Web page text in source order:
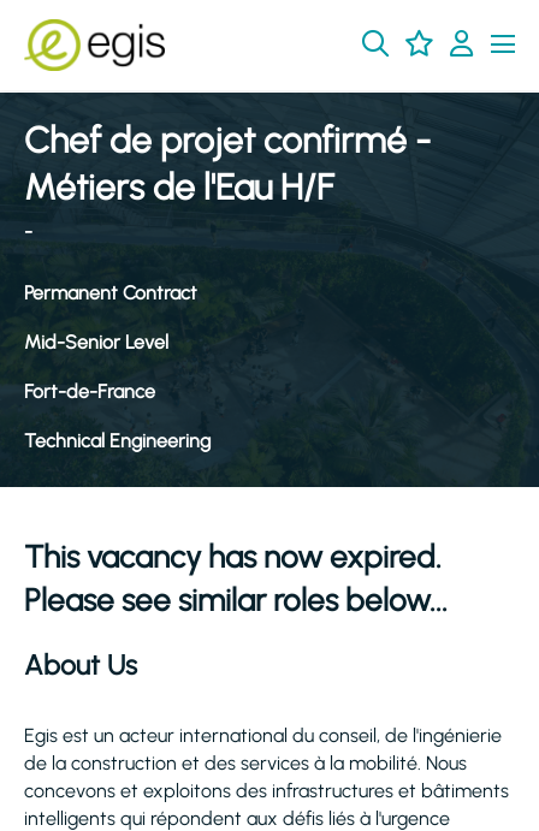
Chef de projet confirmé -
Métiers de l'Eau H/F
-
Permanent Contract
Mid-Senior Level
Fort-de-France
Technical Engineering
This vacancy has now expired.
Please see similar roles below...
About Us
Egis est un acteur international du conseil, de l'ingénierie
de la construction et des services à la mobilité. Nous
concevons et exploitons des infrastructures et bâtiments
intelligents qui répondent aux défis liés à l'urgence